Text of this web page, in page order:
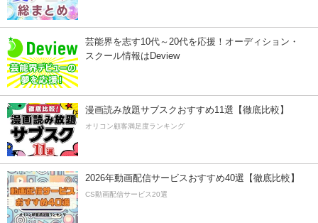
芸能界を志す10代～20代を応援！オーディション・
スクール情報はDeview
漫画読み放題サブスクおすすめ11選【徹底比較】
オリコン顧客満足度ランキング
2026年動画配信サービスおすすめ40選【徹底比較】
CS動画配信サービス20選